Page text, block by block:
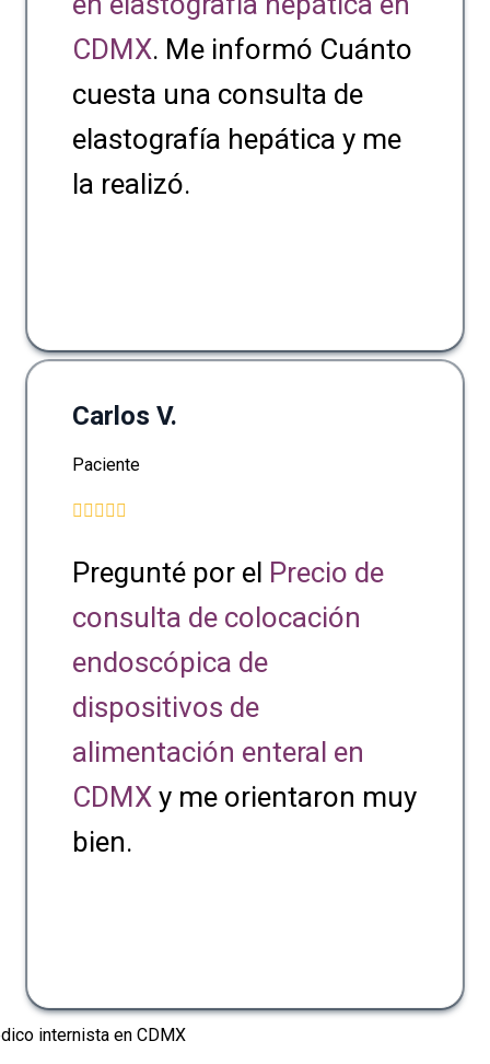
CDMX. Me informó Cuánto
cuesta una consulta de
elastografía hepática y me
la realizó.
Carlos V.
Paciente
Pregunté por el Precio de
consulta de colocación
endoscópica de
dispositivos de
alimentación enteral en
CDMX y me orientaron muy
bien.